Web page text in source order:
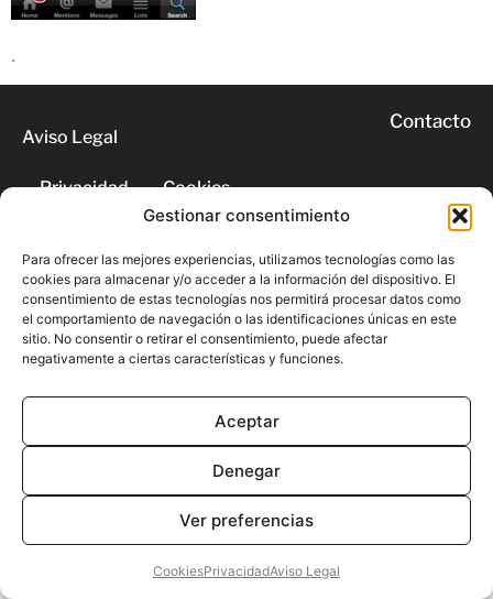
Gestionar consentimiento
Para ofrecer las mejores experiencias, utilizamos tecnologías como las
cookies para almacenar y/o acceder a la información del dispositivo. El
consentimiento de estas tecnologías nos permitirá procesar datos como
el comportamiento de navegación o las identificaciones únicas en este
sitio. No consentir o retirar el consentimiento, puede afectar
negativamente a ciertas características y funciones.
Aceptar
Denegar
Ver preferencias
CookiesPrivacidadAviso Legal
.
Aviso Legal
Privacidad Cookies
Contacto
© 2026 | Todos los derechos
reservados